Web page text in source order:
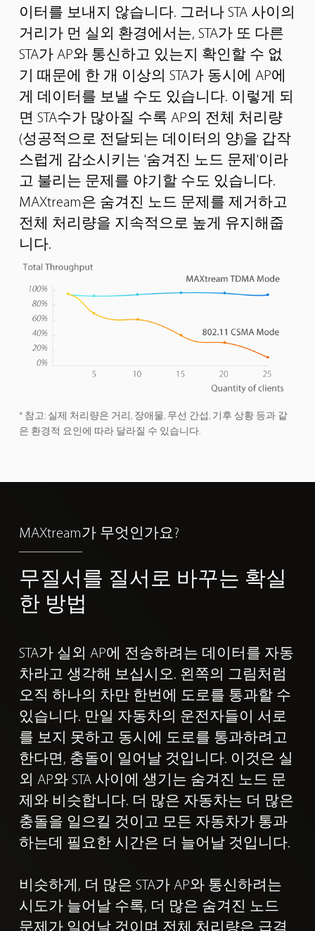
이터를 보내지 않습니다. 그러나 STA 사이의
거리가 먼 실외 환경에서는, STA가 또 다른
STA가 AP와 통신하고 있는지 확인할 수 없
기 때문에 한 개 이상의 STA가 동시에 AP에
게 데이터를 보낼 수도 있습니다. 이렇게 되
면 STA수가 많아질 수록 AP의 전체 처리량
(성공적으로 전달되는 데이터의 양)을 갑작
스럽게 감소시키는 '숨겨진 노드 문제'이라
고 불리는 문제를 야기할 수도 있습니다.
MAXtream은 숨겨진 노드 문제를 제거하고
전체 처리량을 지속적으로 높게 유지해줍
니다.
* 참고: 실제 처리량은 거리, 장애물, 무선 간섭, 기후 상황 등과 같
은 환경적 요인에 따라 달라질 수 있습니다.
MAXtream가 무엇인가요?
무질서를 질서로 바꾸는 확실
한 방법
STA가 실외 AP에 전송하려는 데이터를 자동
차라고 생각해 보십시오. 왼쪽의 그림처럼
오직 하나의 차만 한번에 도로를 통과할 수
있습니다. 만일 자동차의 운전자들이 서로
를 보지 못하고 동시에 도로를 통과하려고
한다면, 충돌이 일어날 것입니다. 이것은 실
외 AP와 STA 사이에 생기는 숨겨진 노드 문
제와 비슷합니다. 더 많은 자동차는 더 많은
충돌을 일으킬 것이고 모든 자동차가 통과
하는데 필요한 시간은 더 늘어날 것입니다.
비슷하게, 더 많은 STA가 AP와 통신하려는
시도가 늘어날 수록, 더 많은 숨겨진 노드